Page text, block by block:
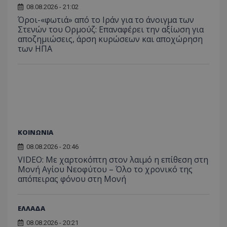
08.08.2026 - 21:02
Όροι-«φωτιά» από το Ιράν για το άνοιγμα των
Στενών του Ορμούζ: Επαναφέρει την αξίωση για
αποζημιώσεις, άρση κυρώσεων και αποχώρηση
των ΗΠΑ
ΚΟΙΝΩΝΙΑ
08.08.2026 - 20:46
VIDEO: Με χαρτοκόπτη στον λαιμό η επίθεση στη
Μονή Αγίου Νεοφύτου – Όλο το χρονικό της
απόπειρας φόνου στη Μονή
ΕΛΛΑΔΑ
08.08.2026 - 20:21
ASP.NET_SessionId
Microsoft Corporation
VISITOR_PRIVACY_METADATA
YouTube